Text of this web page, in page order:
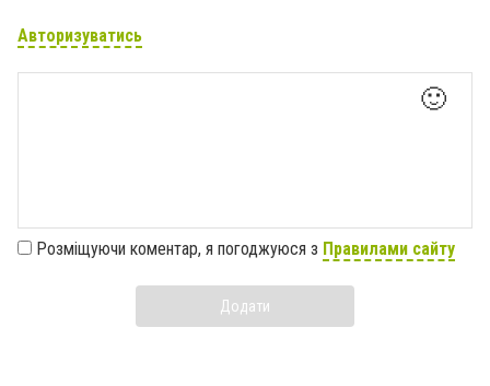
Авторизуватись
🙂
Розміщуючи коментар, я погоджуюся з Правилами сайту
Додати